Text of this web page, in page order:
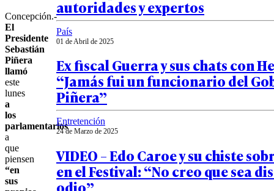
Concepción.-
El
Presidente
Sebastián
Piñera
llamó
este
lunes
a
los
parlamentarios
a
que
piensen
“en
sus
autoridades y expertos
País
01 de Abril de 2025
Ex fiscal Guerra y sus chats con
“Jamás fui un funcionario del
Piñera”
Entretención
24 de Marzo de 2025
VIDEO – Edo Caroe y su chiste
en el Festival: “No creo que sea
odio”